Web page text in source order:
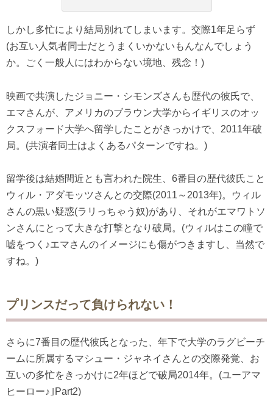
しかし多忙により結局別れてしまいます。交際1年足らず
(お互い人気者同士だとうまくいかないもんなんでしょう
か。ごく一般人にはわからない境地、残念！)
映画で共演したジョニー・シモンズさんも歴代の彼氏で、
エマさんが、アメリカのブラウン大学からイギリスのオッ
クスフォード大学へ留学したことがきっかけで、2011年破
局。(共演者同士はよくあるパターンですね。)
留学後は結婚間近とも言われた院生、6番目の歴代彼氏こと
ウィル・アダモッツさんとの交際(2011～2013年)。ウィル
さんの黒い疑惑(ラリっちゃう奴)があり、それがエマワトソ
ンさんにとって大きな打撃となり破局。(ウィルはこの瞳で
嘘をつく♪エマさんのイメージにも傷がつきますし、当然で
すね。)
プリンスだって負けられない！
さらに7番目の歴代彼氏となった、年下で大学のラグビーチ
ームに所属するマシュー・ジャネイさんとの交際発覚、お
互いの多忙をきっかけに2年ほどで破局2014年。(ユーアマ
ヒーロー♪｣Part2)